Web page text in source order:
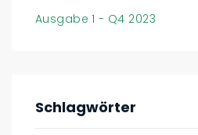
Ausgabe 1 - Q4 2023
Schlagwörter